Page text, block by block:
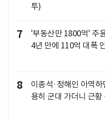
투)
7
'부동산만 1800억' 주
4년 만에 110억 대폭
8
이종석·정해인 아역
용히 군대 가더니 근황